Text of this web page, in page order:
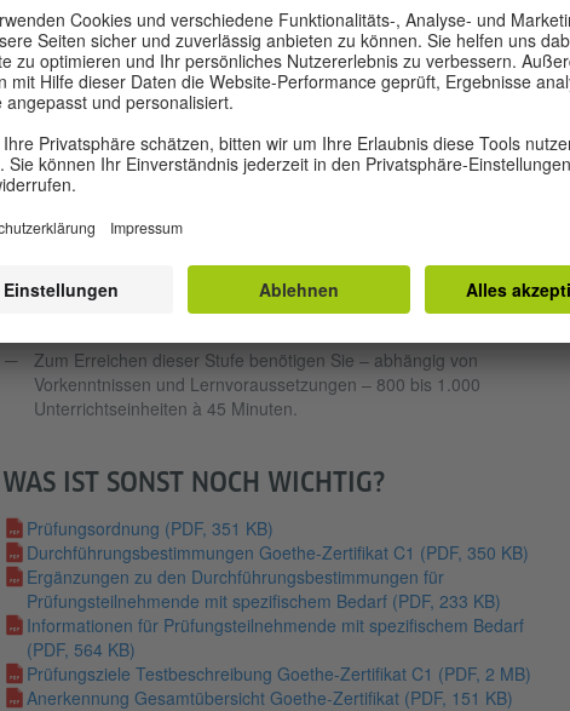
VORAUSSETZUNGEN
Die Prüfungen des Goethe-Instituts stehen allen Interessierten zur
und können unabhängig vom Erreichen eines Mindestalters und
vom Besitz der deutschen Staatsangehörigkeit abgelegt werden.
Das Bestehen des Goethe-Zertifikats C1 setzt Sprachkenntnisse auf
der Kompetenzstufe C1 des
Gemeinsamen europäischen
Zum Erreichen dieser Stufe benötigen Sie – abhängig von
Vorkenntnissen und Lernvoraussetzungen – 800 bis 1.000
Unterrichtseinheiten à 45 Minuten.
WAS IST SONST NOCH WICHTIG?
Prüfungsordnung (PDF, 351 KB)
Durchführungsbestimmungen Goethe-Zertifikat C1 (PDF, 350 KB)
Ergänzungen zu den Durchführungsbestimmungen für
Prüfungsteilnehmende mit spezifischem Bedarf (PDF, 233 KB)
Informationen für Prüfungsteilnehmende mit spezifischem Bedarf
(PDF, 564 KB)
Prüfungsziele Testbeschreibung Goethe-Zertifikat C1 (PDF, 2 MB)
Anerkennung Gesamtübersicht Goethe-Zertifikat (PDF, 151 KB)